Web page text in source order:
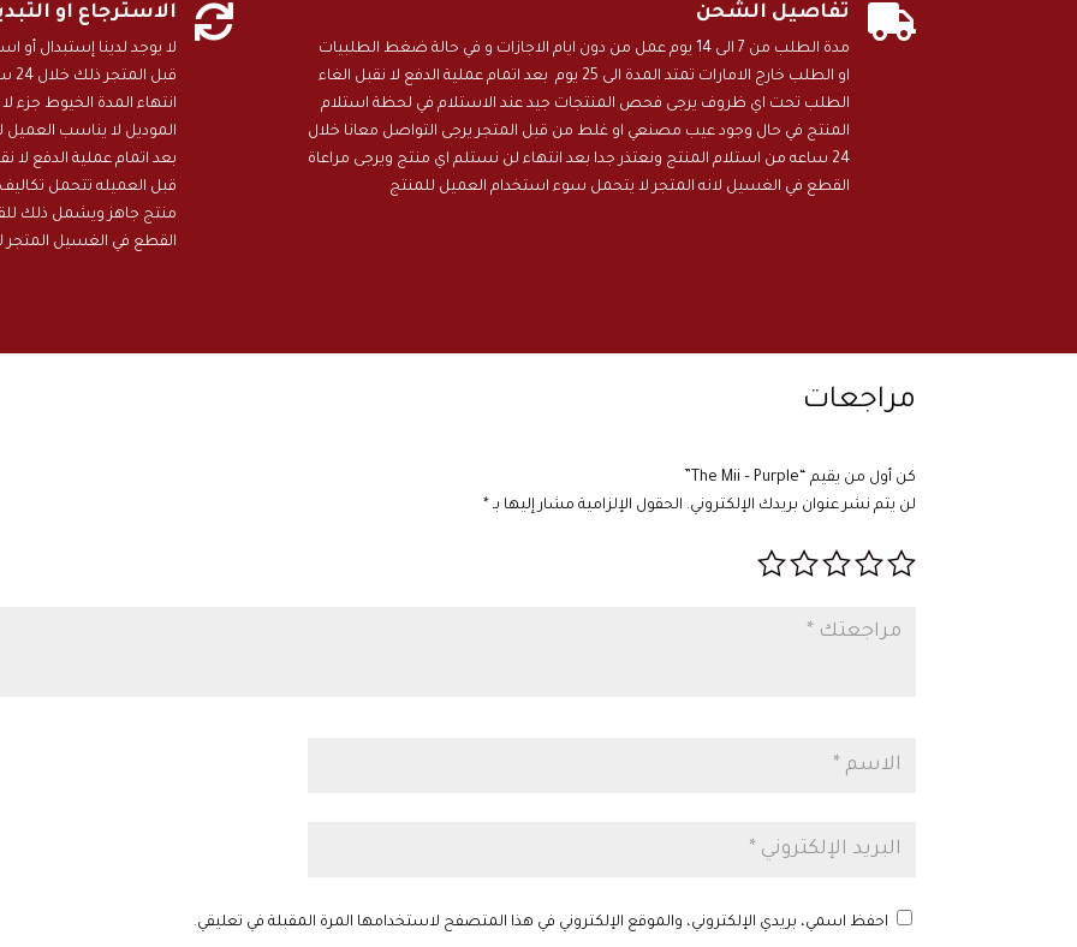
 الاسترجاع او
لا يوجد لدينا إستبدال
انتهاء المدة الخيوط جزء
الموديل لا يناسب
بعد اتمام عملية الدفع
قبل العميله تتحمل
منتج جاهز ويشمل ذلك
القطع في الغسيل المتجر
 تفاصيل الشحن
مدة الطلب من 7 الى 14 يوم عمل من دون ايام الاجازات و في حالة ضغط الطلبيات
او الطلب خارج الامارات تمتد المدة الى 25 يوم بعد اتمام عملية الدفع لا نقبل الغاء
الطلب تحت اي ظروف يرجى فحص المنتجات جيد عند الاستلام في لحظة استلام
المنتج في حال وجود عيب مصنعي او غلط من قبل المتجر يرجى التواصل معانا خلال
24 ساعه من استلام المنتج ونعتذر جدا بعد انتهاء لن نستلم اي منتج ويرجى مراعاة
القطع في الغسيل لانه المتجر لا يتحمل سوء استخدام العميل للمنتج
مراجعات
كن أول من يقيم “The Mii – Purple”
لن يتم نشر عنوان بريدك الإلكتروني. الحقول الإلزامية مشار إليها بـ *
احفظ اسمي، بريدي الإلكتروني، والموقع الإلكتروني في هذا المتصفح لاستخدامها المرة المقبلة في تعليقي.